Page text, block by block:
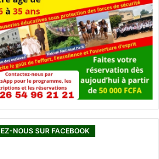
NOUS SUR FACEBOOK